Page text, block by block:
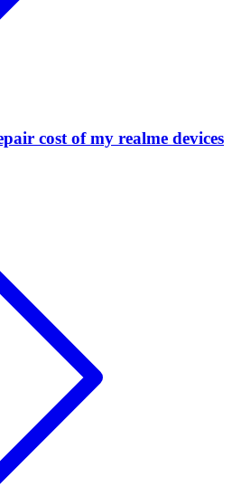
cost of my realme devices